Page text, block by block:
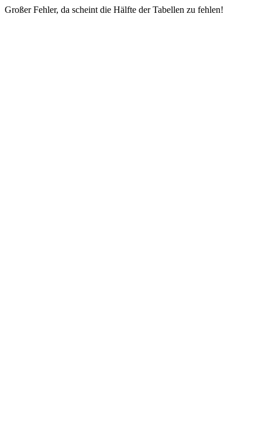
Großer Fehler, da scheint die Hälfte der Tabellen zu fehlen!